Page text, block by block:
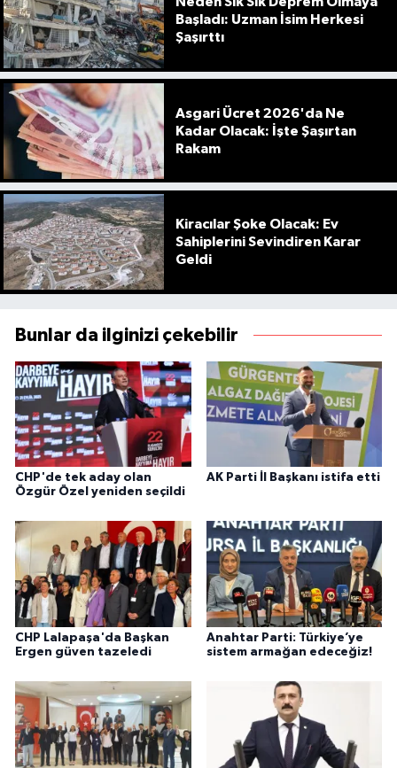
Başladı: Uzman İsim Herkesi
Şaşırttı
Asgari Ücret 2026'da Ne
Kadar Olacak: İşte Şaşırtan
Rakam
Kiracılar Şoke Olacak: Ev
Sahiplerini Sevindiren Karar
Geldi
Bunlar da ilginizi çekebilir
CHP'de tek aday olan
Özgür Özel yeniden seçildi
AK Parti İl Başkanı istifa etti
CHP Lalapaşa'da Başkan
Ergen güven tazeledi
Anahtar Parti: Türkiye’ye
sistem armağan edeceğiz!